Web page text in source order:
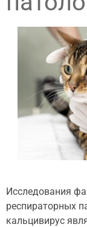
Исследования
респираторных
кальцивирус